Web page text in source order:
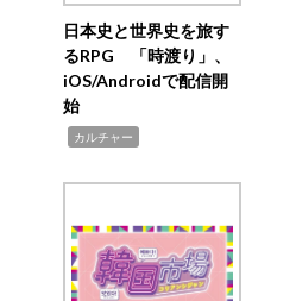
日本史と世界史を旅す
るRPG 「時渡り」、
iOS/Androidで配信開
始
カルチャー